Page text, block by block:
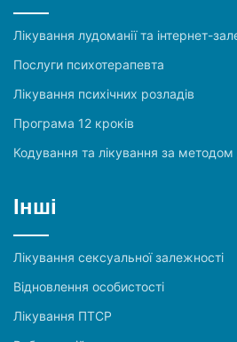
Лікування лудоманії та інтернет-
Послуги психотерапевта
Лікування психічних розладів
Програма 12 кроків
Кодування та лікування за
Інші
Лікування сексуальної залежності
Відновлення особистості
Лікування ПТСР